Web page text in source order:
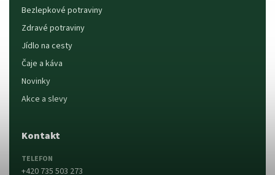
Bezlepkové potraviny
Zdravé potraviny
Jídlo na cesty
Čaje a káva
Novinky
Akce a slevy
Kontakt
TELEFON
+420 735 503 273